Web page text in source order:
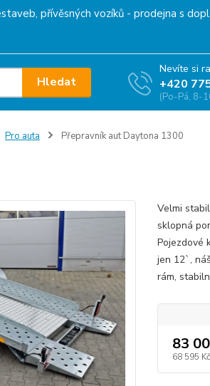
přívěsných vozíků - prodejna s
Hledat
Nevíte si
+420
(Po-Pá, 8-
Pro auta Přepravník aut Daytona 1300
Velmi
sklopná
Pojezdové
jen 12`,
rám,
83
68 595 Kč